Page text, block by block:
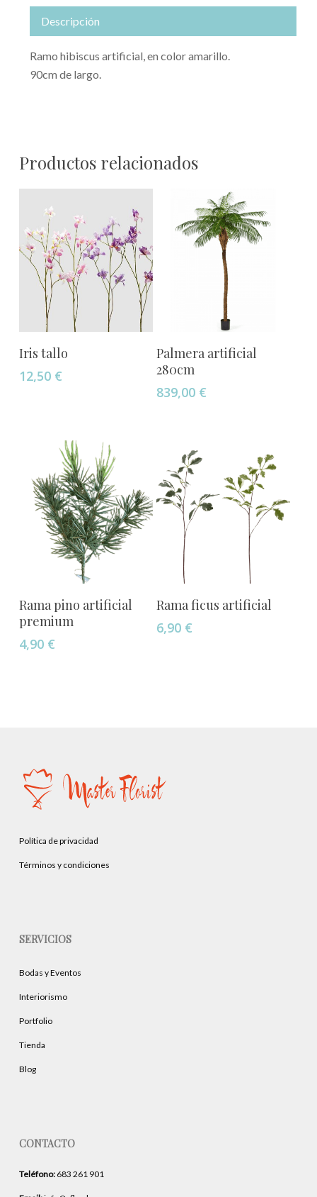
Descripción
Ramo hibiscus artificial, en color amarillo.
90cm de largo.
Productos relacionados
Añadir Al Carrito
Iris tallo
12,50 €
Añadir Al Carrito
Palmera artificial
280cm
839,00 €
Añadir Al Carrito
Rama pino artificial
premium
4,90 €
Añadir Al Carrito
Rama ficus artificial
6,90 €
Política de privacidad
Términos y condiciones
SERVICIOS
Bodas y Eventos
Interiorismo
Portfolio
Tienda
Blog
CONTACTO
Teléfono:683 261 901